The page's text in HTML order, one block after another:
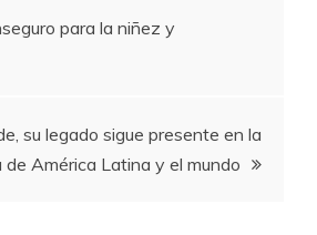
a para la niñez y
su legado sigue presente en la
de América Latina y el mundo